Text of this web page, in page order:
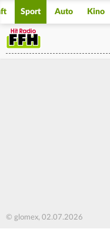
Sport Auto Kino
© glomex, 02.07.2026